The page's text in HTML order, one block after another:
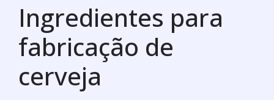
Ingredientes para
fabricação de
cerveja